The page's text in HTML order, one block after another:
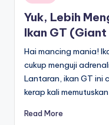
in
Yuk, Lebih
Ikan GT
Hai mancing mania!
cukup menguji
Lantaran, ikan GT ini
kerap kali
Read More